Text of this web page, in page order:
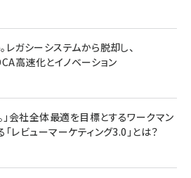
ガシーシステムから脱却し、
高速化とイノベーション
」会社全体最適を目標とするワークマン
レビューマーケティング3.0」とは？